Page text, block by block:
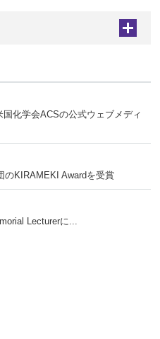
+
化学会ACSの公式ウェブメディ
のKIRAMEKI Awardを受賞
Lecturerに...